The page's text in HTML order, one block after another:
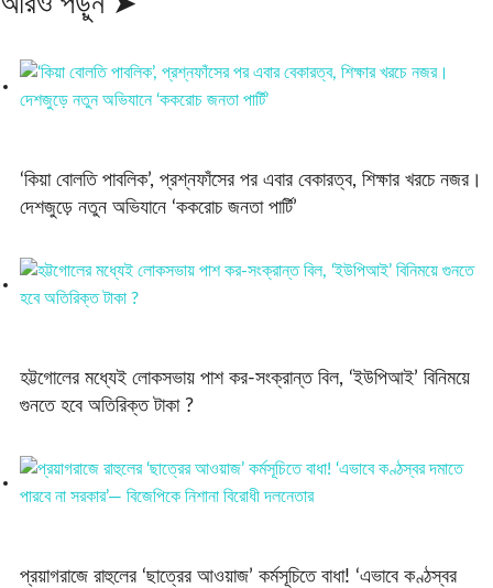
‘কিয়া বোলতি পাবলিক’, প্রশ্নফাঁসের পর এবার বেকারত্ব, শিক্ষার খরচে নজর।
দেশজুড়ে নতুন অভিযানে ‘ককরোচ জনতা পার্টি’
হট্টগোলের মধ্যেই লোকসভায় পাশ কর-সংক্রান্ত বিল, ‘ইউপিআই’ বিনিময়ে
গুনতে হবে অতিরিক্ত টাকা ?
প্রয়াগরাজে রাহুলের ‘ছাত্রের আওয়াজ’ কর্মসূচিতে বাধা! ‘এভাবে কণ্ঠস্বর